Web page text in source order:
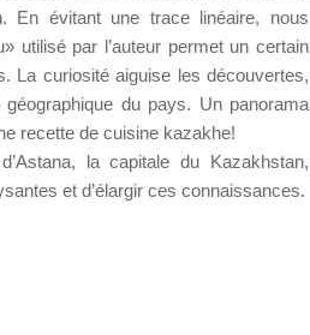
En évitant une trace linéaire, nous
utilisé par l’auteur permet un certain
La curiosité aiguise les découvertes,
du pays. Un panorama
recette de cuisine kazakhe!
la capitale du Kazakhstan,
et d’élargir ces connaissances.